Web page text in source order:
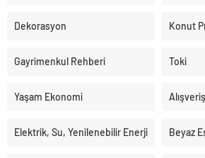
Dekorasyon Konut
Gayrimenkul Rehberi Toki
Yaşam Ekonomi
Elektrik, Su, Yenilenebilir Enerji Beyaz